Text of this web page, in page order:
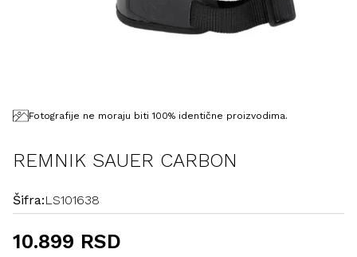
Fotografije ne moraju biti 100% identične proizvodima.
REMNIK SAUER CARBON
Šifra:LS101638
10.899 RSD